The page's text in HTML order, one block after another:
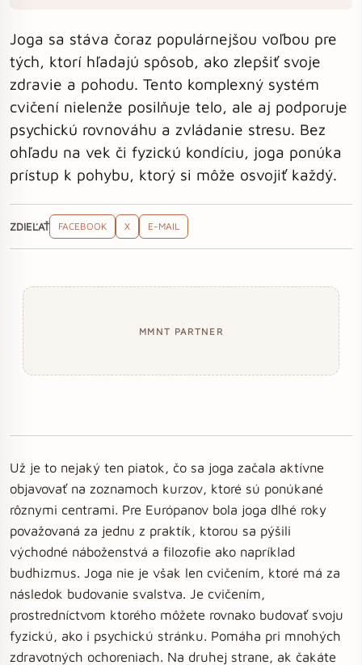
Joga sa stáva čoraz populárnejšou voľbou pre
tých, ktorí hľadajú spôsob, ako zlepšiť svoje
zdravie a pohodu. Tento komplexný systém
cvičení nielenže posilňuje telo, ale aj podporuje
psychickú rovnováhu a zvládanie stresu. Bez
ohľadu na vek či fyzickú kondíciu, joga ponúka
prístup k pohybu, ktorý si môže osvojiť každý.
ZDIEĽAŤ FACEBOOK X E-MAIL
MMNT PARTNER
Už je to nejaký ten piatok, čo sa joga začala aktívne
objavovať na zoznamoch kurzov, ktoré sú ponúkané
rôznymi centrami. Pre Európanov bola joga dlhé roky
považovaná za jednu z praktík, ktorou sa pýšili
východné náboženstvá a filozofie ako napríklad
budhizmus. Joga nie je však len cvičením, ktoré má za
následok budovanie svalstva. Je cvičením,
prostredníctvom ktorého môžete rovnako budovať svoju
fyzickú, ako i psychickú stránku. Pomáha pri mnohých
zdravotných ochoreniach. Na druhej strane, ak čakáte